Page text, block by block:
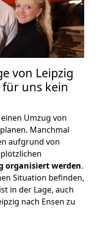
von Leipzig
für uns kein
Umzug von
Manchmal
aufgrund von
organisiert werden.
Situation befinden,
in der Lage, auch
nach Ensen zu